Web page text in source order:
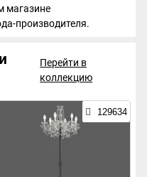
магазине
производителя.
Перейти в
коллекцию
129634